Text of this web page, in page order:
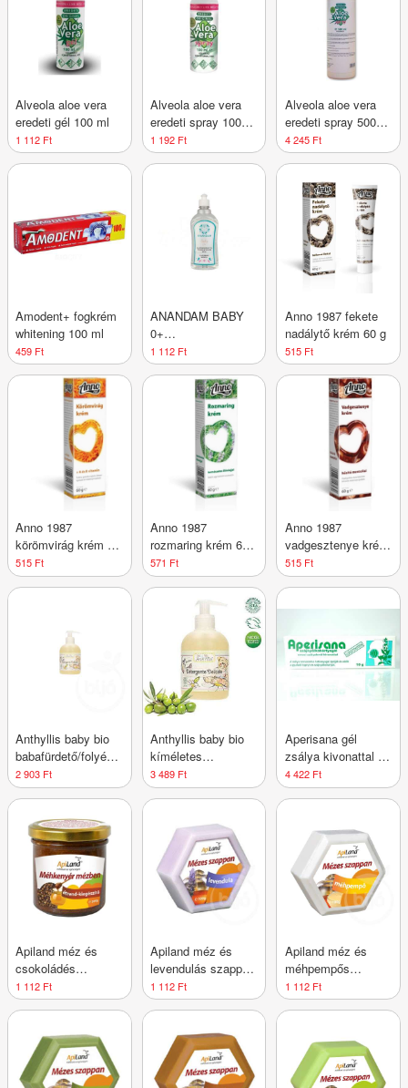
Alveola aloe vera
eredeti gél 100 ml
1 112 Ft
Alveola aloe vera
eredeti spray 100
ml
1 192 Ft
Alveola aloe vera
eredeti spray 500
ml
4 245 Ft
Amodent+ fogkrém
whitening 100 ml
459 Ft
ANANDAM BABY
0+
ALLERGÉNMENTES
ILLATMENTES
MOSOGATÓSZER
1 112 Ft
Anno 1987 fekete
nadálytő krém 60 g
515 Ft
Anno 1987
körömvirág krém 60
g
515 Ft
Anno 1987
rozmaring krém 60
g
571 Ft
Anno 1987
vadgesztenye krém
60 g
515 Ft
Anthyllis baby bio
babafürdető/folyékony
szappan 300 ml
2 903 Ft
Anthyllis baby bio
kíméletes
babafürdető és -
sampon 400 ml
3 489 Ft
Aperisana gél
zsálya kivonattal 10
g
4 422 Ft
Apiland méz és
csokoládés
szappan 100 g
1 112 Ft
Apiland méz és
levendulás szappan
100 g
1 112 Ft
Apiland méz és
méhpempős
szappan 100 g
1 112 Ft